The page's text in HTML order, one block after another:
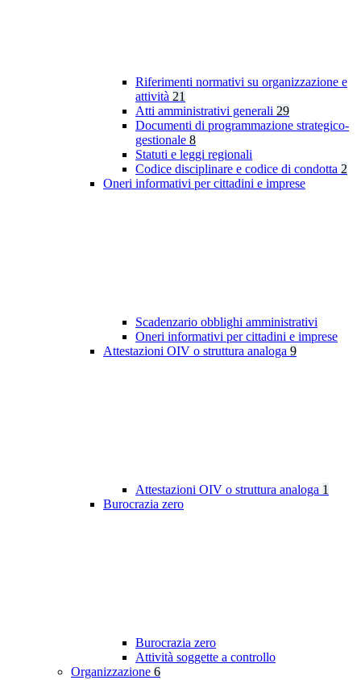
Riferimenti normativi su organizzazione e
attività 21
Atti amministrativi generali 29
Documenti di programmazione strategico-
gestionale 8
Statuti e leggi regionali
Codice disciplinare e codice di condotta 2
Oneri informativi per cittadini e imprese
Scadenzario obblighi amministrativi
Oneri informativi per cittadini e imprese
Attestazioni OIV o struttura analoga 9
Attestazioni OIV o struttura analoga 1
Burocrazia zero
Burocrazia zero
Attività soggette a controllo
Organizzazione 6